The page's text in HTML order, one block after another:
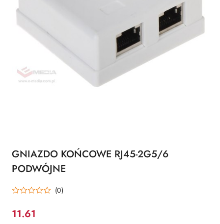
GNIAZDO KOŃCOWE RJ45-2G5/6
PODWÓJNE
(0)
Cena:
11.61